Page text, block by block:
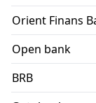
Orient Finans
Open bank
BRB